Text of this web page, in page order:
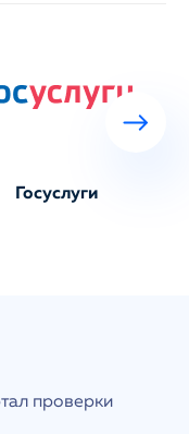
Госуслуги
проверки